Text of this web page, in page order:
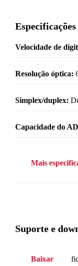
Especificações
Velocidade de
Resolução óptica:
Simplex/duplex:
Capacidade do
Mais
Suporte e
Baixar